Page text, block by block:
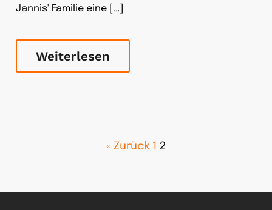
Jannis' Familie eine […]
Weiterlesen
« Zurück 1 2